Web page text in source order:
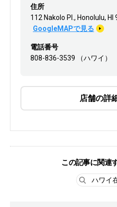
住所
112 Nakolo PI., Honolulu, HI
GoogleMAPで見る
電話番号
808-836-3539 （ハワイ）
店舗の詳
この記事に関連
ハワイ